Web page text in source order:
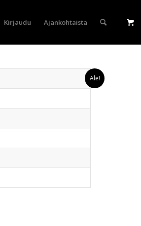
Kirjaudu Ajankohtaista
Ale!